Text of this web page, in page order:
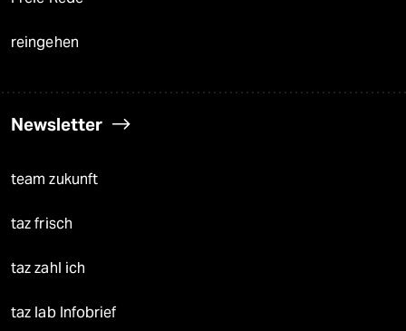
reingehen
Newsletter
team zukunft
taz frisch
taz zahl ich
taz lab Infobrief